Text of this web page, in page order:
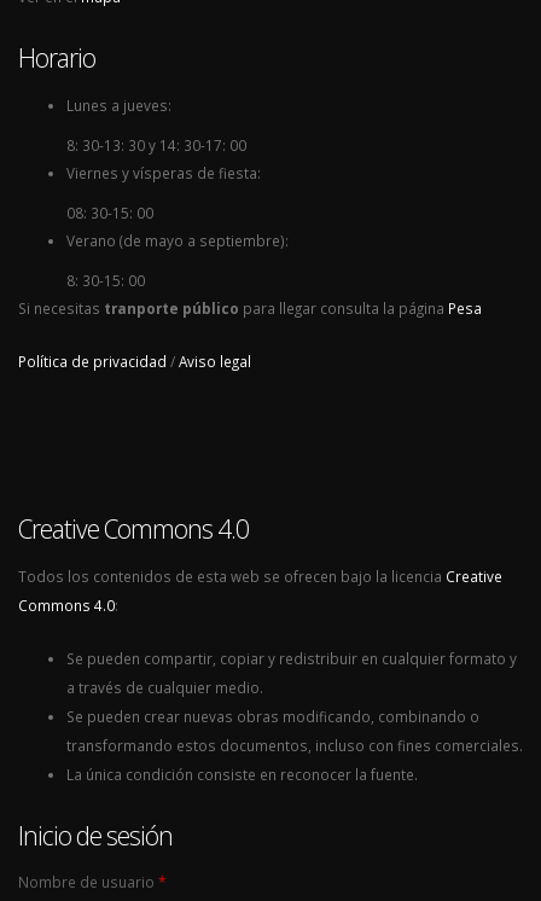
Horario
Lunes a jueves:
8: 30-13: 30 y 14: 30-17: 00
Viernes y vísperas de fiesta:
08: 30-15: 00
Verano (de mayo a septiembre):
8: 30-15: 00
Si necesitas tranporte público para llegar consulta la página Pesa
Política de privacidad /Aviso legal
Creative Commons 4.0
Todos los contenidos de esta web se ofrecen bajo la licencia Creative
Commons 4.0:
Se pueden compartir, copiar y redistribuir en cualquier formato y
a través de cualquier medio.
Se pueden crear nuevas obras modificando, combinando o
transformando estos documentos, incluso con fines comerciales.
La única condición consiste en reconocer la fuente.
Inicio de sesión
Nombre de usuario *